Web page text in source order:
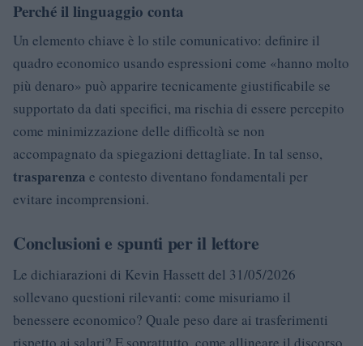
Perché il linguaggio conta
Un elemento chiave è lo stile comunicativo: definire il
quadro economico usando espressioni come «hanno molto
più denaro» può apparire tecnicamente giustificabile se
supportato da dati specifici, ma rischia di essere percepito
come minimizzazione delle difficoltà se non
accompagnato da spiegazioni dettagliate. In tal senso,
trasparenza e contesto diventano fondamentali per
evitare incomprensioni.
Conclusioni e spunti per il lettore
Le dichiarazioni di Kevin Hassett del 31/05/2026
sollevano questioni rilevanti: come misuriamo il
benessere economico? Quale peso dare ai trasferimenti